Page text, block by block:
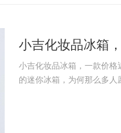
小吉化妆品冰箱
小吉化妆品冰箱，一款价格
的迷你冰箱，为何那么多